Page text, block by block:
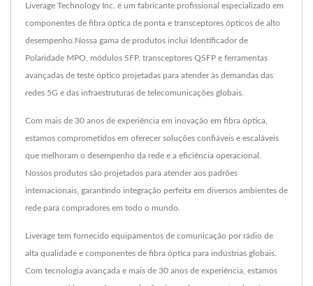
Liverage Technology Inc. é um fabricante profissional especializado em
componentes de fibra óptica de ponta e transceptores ópticos de alto
desempenho.Nossa gama de produtos inclui Identificador de
Polaridade MPO, módulos SFP, transceptores QSFP e ferramentas
avançadas de teste óptico projetadas para atender às demandas das
redes 5G e das infraestruturas de telecomunicações globais.
Com mais de 30 anos de experiência em inovação em fibra óptica,
estamos comprometidos em oferecer soluções confiáveis e escaláveis
que melhoram o desempenho da rede e a eficiência operacional.
Nossos produtos são projetados para atender aos padrões
internacionais, garantindo integração perfeita em diversos ambientes de
rede para compradores em todo o mundo.
Liverage tem fornecido equipamentos de comunicação por rádio de
alta qualidade e componentes de fibra óptica para indústrias globais.
Com tecnologia avançada e mais de 30 anos de experiência, estamos